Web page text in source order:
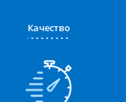
Качество